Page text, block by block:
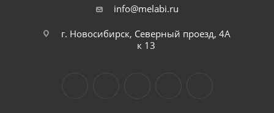
info@melabi.ru
г. Новосибирск, Северный проезд, 4А
к 13